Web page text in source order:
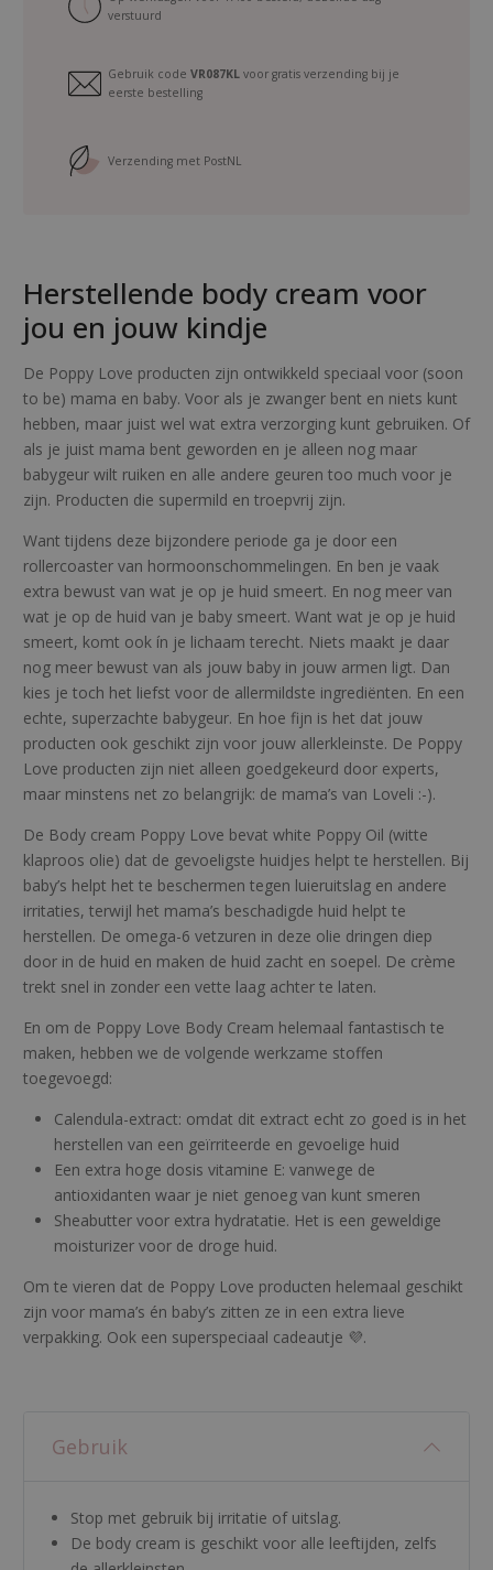
n
t
a
verstuurd
Gebruik code VR087KL voor gratis verzending bij je
eerste bestelling
Verzending met PostNL
Herstellende body cream voor
jou en jouw kindje
De Poppy Love producten zijn ontwikkeld speciaal voor (soon
to be) mama en baby. Voor als je zwanger bent en niets kunt
hebben, maar juist wel wat extra verzorging kunt gebruiken. Of
als je juist mama bent geworden en je alleen nog maar
babygeur wilt ruiken en alle andere geuren too much voor je
zijn. Producten die supermild en troepvrij zijn.
Want tijdens deze bijzondere periode ga je door een
rollercoaster van hormoonschommelingen. En ben je vaak
extra bewust van wat je op je huid smeert. En nog meer van
wat je op de huid van je baby smeert. Want wat je op je huid
smeert, komt ook ín je lichaam terecht. Niets maakt je daar
nog meer bewust van als jouw baby in jouw armen ligt. Dan
kies je toch het liefst voor de allermildste ingrediënten. En een
echte, superzachte babygeur. En hoe fijn is het dat jouw
producten ook geschikt zijn voor jouw allerkleinste. De Poppy
Love producten zijn niet alleen goedgekeurd door experts,
maar minstens net zo belangrijk: de mama’s van Loveli :-).
De Body cream Poppy Love bevat white Poppy Oil (witte
klaproos olie) dat de gevoeligste huidjes helpt te herstellen. Bij
baby’s helpt het te beschermen tegen luieruitslag en andere
irritaties, terwijl het mama’s beschadigde huid helpt te
herstellen. De omega-6 vetzuren in deze olie dringen diep
door in de huid en maken de huid zacht en soepel. De crème
trekt snel in zonder een vette laag achter te laten.
En om de Poppy Love Body Cream helemaal fantastisch te
maken, hebben we de volgende werkzame stoffen
toegevoegd:
Calendula-extract: omdat dit extract echt zo goed is in het
herstellen van een geïrriteerde en gevoelige huid
Een extra hoge dosis vitamine E: vanwege de
antioxidanten waar je niet genoeg van kunt smeren
Sheabutter voor extra hydratatie. Het is een geweldige
moisturizer voor de droge huid.
Om te vieren dat de Poppy Love producten helemaal geschikt
zijn voor mama’s én baby’s zitten ze in een extra lieve
verpakking. Ook een superspeciaal cadeautje 💜.
Gebruik
Stop met gebruik bij irritatie of uitslag.
De body cream is geschikt voor alle leeftijden, zelfs